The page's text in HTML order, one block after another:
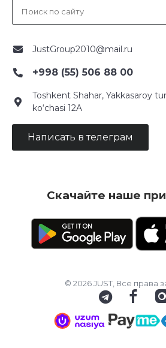
JustGroup2010@mail.ru
+998 (55) 506 88 00
Toshkent Shahar, Yakkasaroy
ko‘chasi 12A
Написать в телеграм
Скачайте наше
© 2026 JUST, Все права